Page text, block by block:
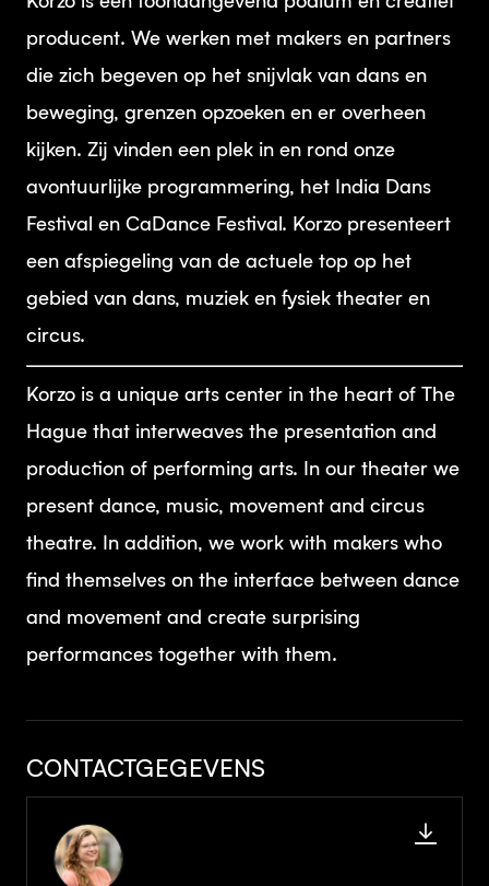
producent. We werken met makers en partners
die zich begeven op het snijvlak van dans en
beweging, grenzen opzoeken en er overheen
kijken. Zij vinden een plek in en rond onze
avontuurlijke programmering, het India Dans
Festival en CaDance Festival. Korzo presenteert
een afspiegeling van de actuele top op het
gebied van dans, muziek en fysiek theater en
circus.
Korzo is a unique arts center in the heart of The
Hague that interweaves the presentation and
production of performing arts. In our theater we
present dance, music, movement and circus
theatre. In addition, we work with makers who
find themselves on the interface between dance
and movement and create surprising
performances together with them.
CONTACTGEGEVENS